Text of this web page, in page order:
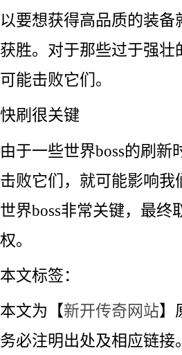
以要想获得高品质的装
获胜。对于那些过于强壮
可能击败它们。
快刷很关键
由于一些世界boss的刷
击败它们，就可能影响
世界boss非常关键，最终
权。
本文标签：
本文为【新开传奇网站】
务必注明出处及相应链接。